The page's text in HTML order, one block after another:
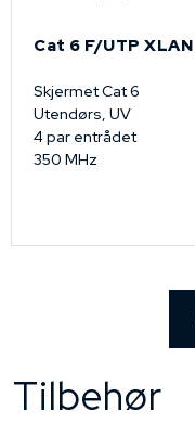
Cat 6 F/UTP XLAN
Skjermet Cat 6
Utendørs, UV
4 par entrådet
350 MHz
Tilbehør